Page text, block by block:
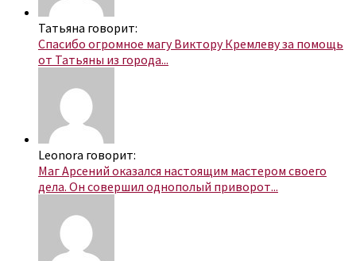
Татьяна говорит:
Спасибо огромное магу Виктору Кремлеву за помощь
от Татьяны из города...
Leonora говорит:
Маг Арсений оказался настоящим мастером своего
дела. Он совершил однополый приворот...